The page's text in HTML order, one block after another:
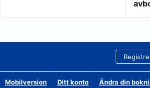
Mobilversion Ditt konto Ändra din